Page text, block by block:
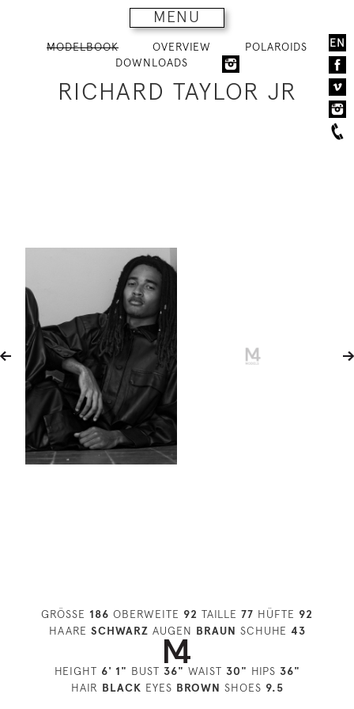
MENU
EN
MODELBOOK OVERVIEW
POLAROIDS
DOWNLOADS
RICHARD TAYLOR JR
GRÖSSE 186 OBERWEITE 92 TAILLE 77 HÜFTE 92
HAARE SCHWARZ AUGEN BRAUN SCHUHE 43
HEIGHT 6' 1" BUST 36" WAIST 30" HIPS 36"
HAIR BLACK EYES BROWN SHOES 9.5